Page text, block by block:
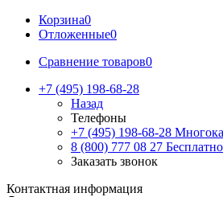
Корзина0
Отложенные0
Сравнение товаров0
+7 (495) 198-68-28
Назад
Телефоны
+7 (495) 198-68-28
8 (800) 777 08 27
Заказать звонок
Контактная информация